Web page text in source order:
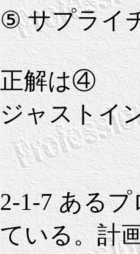
⑤ サプライ
正解は④
ジャストイ
2-1-7 ある
ている。計